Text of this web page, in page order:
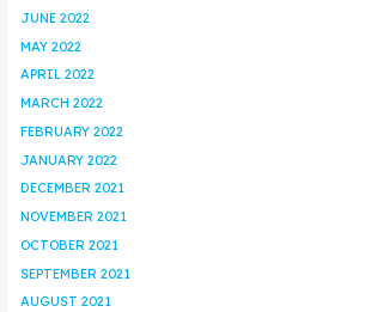
JUNE 2022
MAY 2022
APRIL 2022
MARCH 2022
FEBRUARY 2022
JANUARY 2022
DECEMBER 2021
NOVEMBER 2021
OCTOBER 2021
SEPTEMBER 2021
AUGUST 2021